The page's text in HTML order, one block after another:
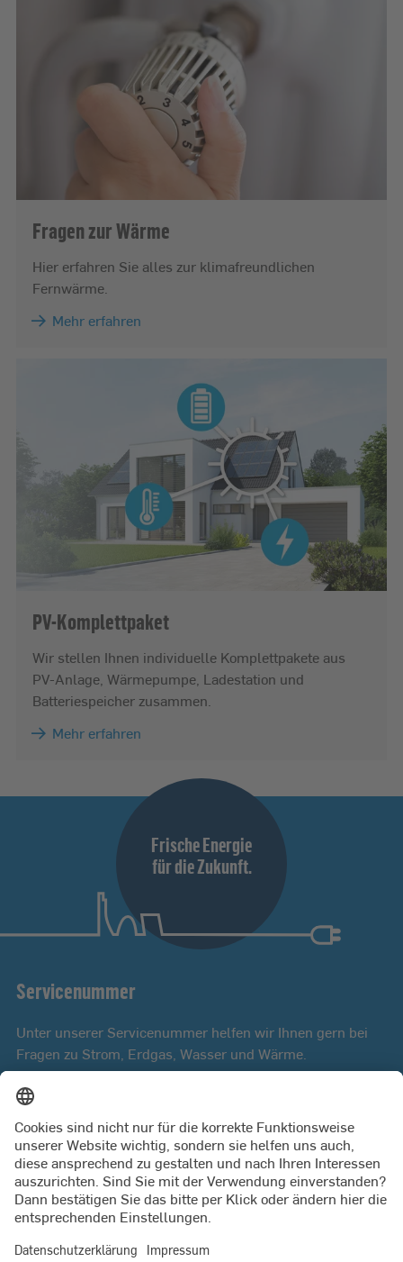
Fragen zur Wärme
Hier erfahren Sie alles zur klimafreundlichen
Fernwärme.
Mehr erfahren
PV-Komplettpaket
Wir stellen Ihnen individuelle Komplettpakete aus
PV-Anlage, Wärmepumpe, Ladestation und
Batteriespeicher zusammen.
Mehr erfahren
Frische Energie
für die Zukunft.
Servicenummer
Unter unserer Servicenummer helfen wir Ihnen gern bei
Fragen zu Strom, Erdgas, Wasser und Wärme.
Mo bis Fr 8:00 - 18:00 Uhr
0431 9879 3000
JETZT KÜNDIGEN